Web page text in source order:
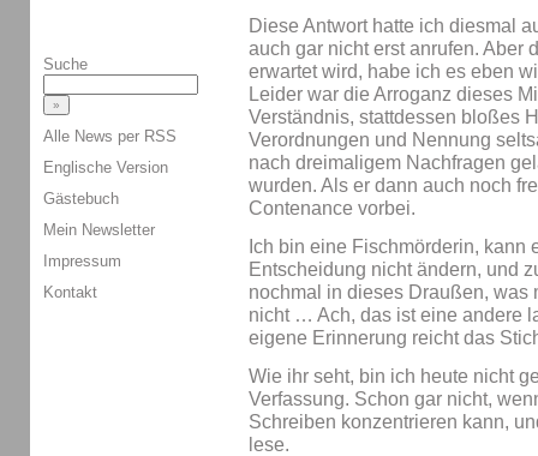
Diese Antwort hatte ich diesmal
auch gar nicht erst anrufen. Aber
erwartet wird, habe ich es eben
Leider war die Arroganz dieses
Verständnis, stattdessen bloßes
Verordnungen und Nennung
nach dreimaligem Nachfragen
wurden. Als er dann auch noch
Contenance vorbei.
Ich bin eine Fischmörderin, kann
Entscheidung nicht ändern, und
nochmal in dieses Draußen, was
nicht … Ach, das ist eine andere
eigene Erinnerung reicht das
Wie ihr seht, bin ich heute nicht
Verfassung. Schon gar nicht,
Schreiben konzentrieren kann,
lese.
Suche
Alle News per RSS
Englische Version
Gästebuch
Mein Newsletter
Impressum
Kontakt